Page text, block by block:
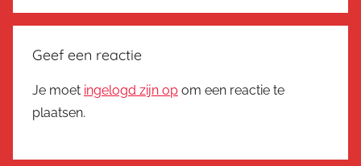
Geef een reactie
Je moet ingelogd zijn op om een reactie te
plaatsen.